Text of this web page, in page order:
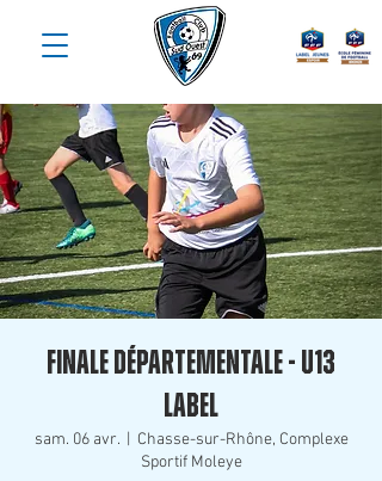
Finale Départementale - U13
Label
sam. 06 avr.
  |
Chasse-sur-Rhône, Complexe
Sportif Moleye